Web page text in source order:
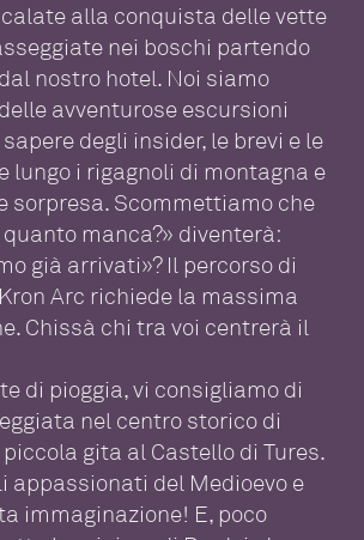
alla conquista delle vette
nei boschi partendo
nostro hotel. Noi siamo
avventurose escursioni
degli insider, le brevi e le
lungo i rigagnoli di montagna e
sorpresa. Scommettiamo che
manca?» diventerà:
già arrivati»? Il percorso di
Arc richiede la massima
Chissà chi tra voi centrerà il
di pioggia, vi consigliamo di
nel centro storico di
gita al Castello di Tures.
appassionati del Medioevo e
immaginazione! E, poco